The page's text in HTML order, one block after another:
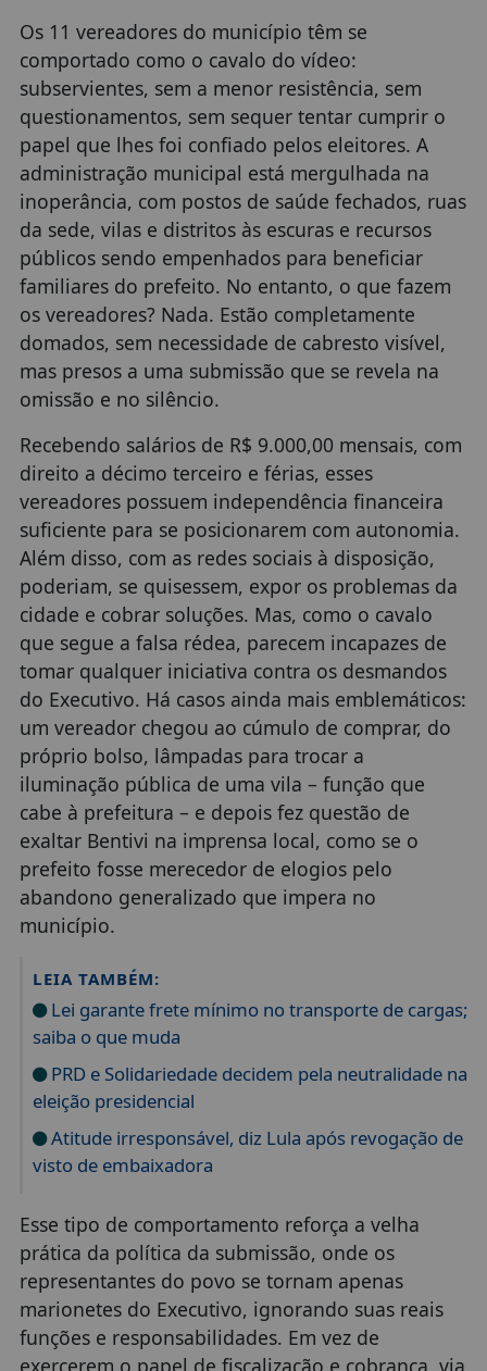
Os 11 vereadores do município têm se
comportado como o cavalo do vídeo:
subservientes, sem a menor resistência, sem
questionamentos, sem sequer tentar cumprir o
papel que lhes foi confiado pelos eleitores. A
administração municipal está mergulhada na
inoperância, com postos de saúde fechados, ruas
da sede, vilas e distritos às escuras e recursos
públicos sendo empenhados para beneficiar
familiares do prefeito. No entanto, o que fazem
os vereadores? Nada. Estão completamente
domados, sem necessidade de cabresto visível,
mas presos a uma submissão que se revela na
omissão e no silêncio.
Recebendo salários de R$ 9.000,00 mensais, com
direito a décimo terceiro e férias, esses
vereadores possuem independência financeira
suficiente para se posicionarem com autonomia.
Além disso, com as redes sociais à disposição,
poderiam, se quisessem, expor os problemas da
cidade e cobrar soluções. Mas, como o cavalo
que segue a falsa rédea, parecem incapazes de
tomar qualquer iniciativa contra os desmandos
do Executivo. Há casos ainda mais emblemáticos:
um vereador chegou ao cúmulo de comprar, do
próprio bolso, lâmpadas para trocar a
iluminação pública de uma vila – função que
cabe à prefeitura – e depois fez questão de
exaltar Bentivi na imprensa local, como se o
prefeito fosse merecedor de elogios pelo
abandono generalizado que impera no
município.
LEIA TAMBÉM:
Lei garante frete mínimo no transporte de cargas;
saiba o que muda
PRD e Solidariedade decidem pela neutralidade na
eleição presidencial
Atitude irresponsável, diz Lula após revogação de
visto de embaixadora
Esse tipo de comportamento reforça a velha
prática da política da submissão, onde os
representantes do povo se tornam apenas
marionetes do Executivo, ignorando suas reais
funções e responsabilidades. Em vez de
exercerem o papel de fiscalização e cobrança, via